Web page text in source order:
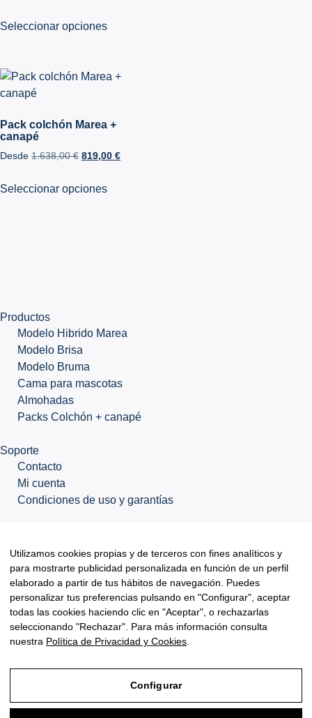
Seleccionar opciones
Pack colchón Marea +
canapé
Desde 1.638,00€ 819,00 €
Seleccionar opciones
Productos
Modelo Hibrido Marea
Modelo Brisa
Modelo Bruma
Cama para mascotas
Almohadas
Packs Colchón + canapé
Soporte
Contacto
Mi cuenta
Condiciones de uso y garantías
Copyright © 2026 Mialma Colchones, todos los derechos
reservados.
Diseño web:Disomnia studio
Utilizamos cookies propias y de terceros con fines analíticos y
para mostrarte publicidad personalizada en función de un perfil
elaborado a partir de tus hábitos de navegación. Puedes
personalizar tus preferencias pulsando en "Configurar", aceptar
todas las cookies haciendo clic en "Aceptar", o rechazarlas
seleccionando "Rechazar". Para más información consulta
nuestra Política de Privacidad y Cookies
Configurar
Aviso Legal